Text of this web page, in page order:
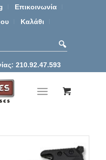
Επικοινωνία
Καλάθι
210.92.47.593